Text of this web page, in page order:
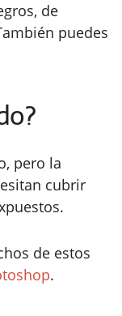
de
puedes
pero la
cubrir
de estos
.